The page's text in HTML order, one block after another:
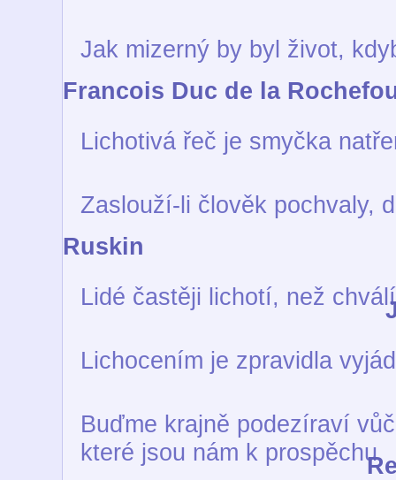
Jak mizerný by byl život,
Francois Duc de la
Lichotivá řeč je smyčka
Zaslouží-li člověk pochvaly,
Ruskin
Lidé častěji lichotí, než
Lichocením je zpravidla
Buďme krajně podezíraví
které jsou nám k prospěchu